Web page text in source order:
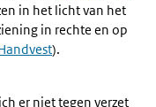
in het licht van het
in rechte en op
).
er niet tegen verzet